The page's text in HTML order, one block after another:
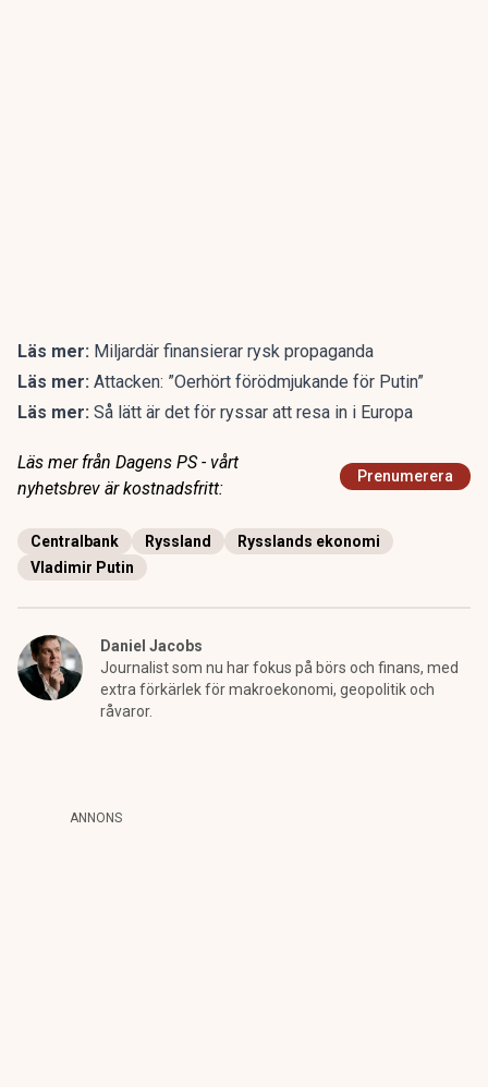
Läs mer: Miljardär finansierar rysk propaganda
Läs mer: Attacken: ”Oerhört förödmjukande för Putin”
Läs mer: Så lätt är det för ryssar att resa in i Europa
Läs mer från Dagens PS - vårt
nyhetsbrev är kostnadsfritt:
Prenumerera
Centralbank Ryssland
Rysslands ekonomi
Vladimir Putin
Daniel Jacobs
Journalist som nu har fokus på börs och finans, med
extra förkärlek för makroekonomi, geopolitik och
råvaror.
ANNONS